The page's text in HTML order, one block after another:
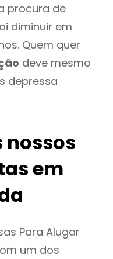
procura de
diminuir em
Quem quer
deve mesmo
depressa
nossos
em
Para Alugar
um dos